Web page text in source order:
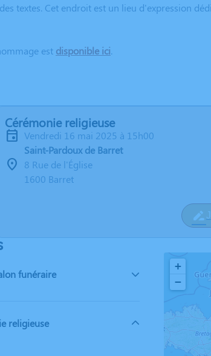
textes. Cet endroit est un lieu d'expression
est disponible ici.
Cérémonie religieuse
vendredi 16 mai 2025 à 15h00
Saint-Pardoux de Barret
8 Rue de l'Église
1600 Barret
funéraire
religieuse
+
−